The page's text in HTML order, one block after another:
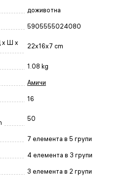
доживотна
5905555024080
x Ш x
22x16x7 cm
1.08 kg
Амичи
16
50
7 елемента в 5 групи
4 елемента в 3 групи
3 елемента в 2 групи